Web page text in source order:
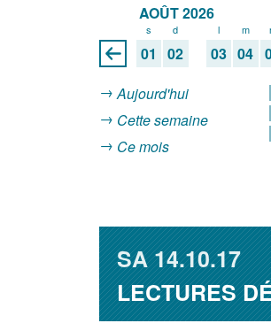
AOÛT 2026
s
01
d
02
l
03
m
04
Aujourd'hui
Cette semaine
Ce mois
SA14.10.17
LECTURES